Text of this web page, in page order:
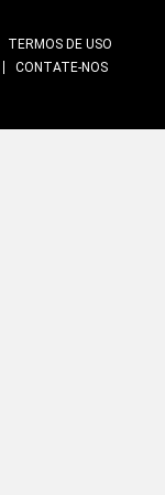
TERMOS DE USO
CONTATE-NOS